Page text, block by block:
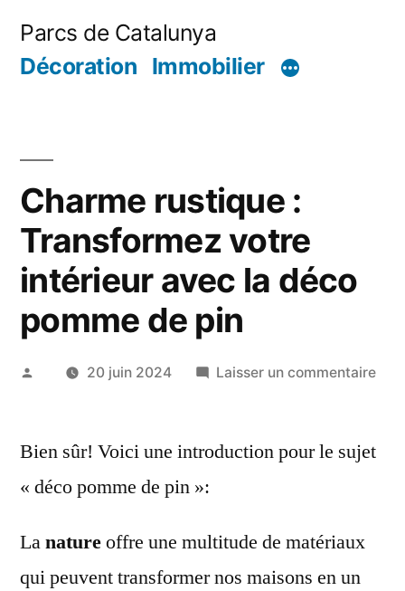
Parcs de Catalunya
Décoration Immobilier
Charme rustique :
Transformez votre
intérieur avec la déco
pomme de pin
Publié 20 juin 2024 Laisser un commentairesur
:
Bien sûr! Voici une introduction pour le sujet
« déco pomme de pin »:
Lanatureoffre une multitude de matériaux
qui peuvent transformer nos maisons en un